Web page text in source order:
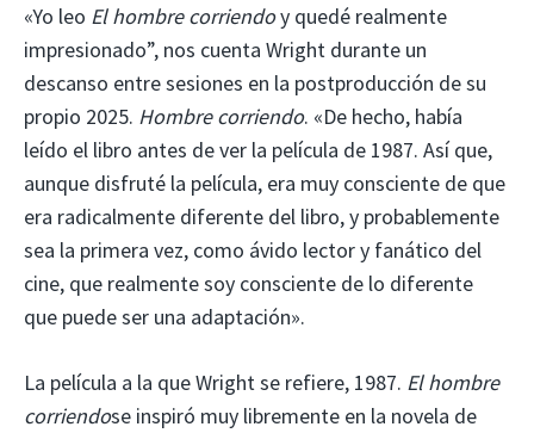
«Yo leo El hombre corriendoy quedé realmente
impresionado”, nos cuenta Wright durante un
descanso entre sesiones en la postproducción de su
propio 2025. Hombre corriendo. «De hecho, había
leído el libro antes de ver la película de 1987. Así que,
aunque disfruté la película, era muy consciente de que
era radicalmente diferente del libro, y probablemente
sea la primera vez, como ávido lector y fanático del
cine, que realmente soy consciente de lo diferente
que puede ser una adaptación».
La película a la que Wright se refiere, 1987. El hombre
corriendose inspiró muy libremente en la novela de